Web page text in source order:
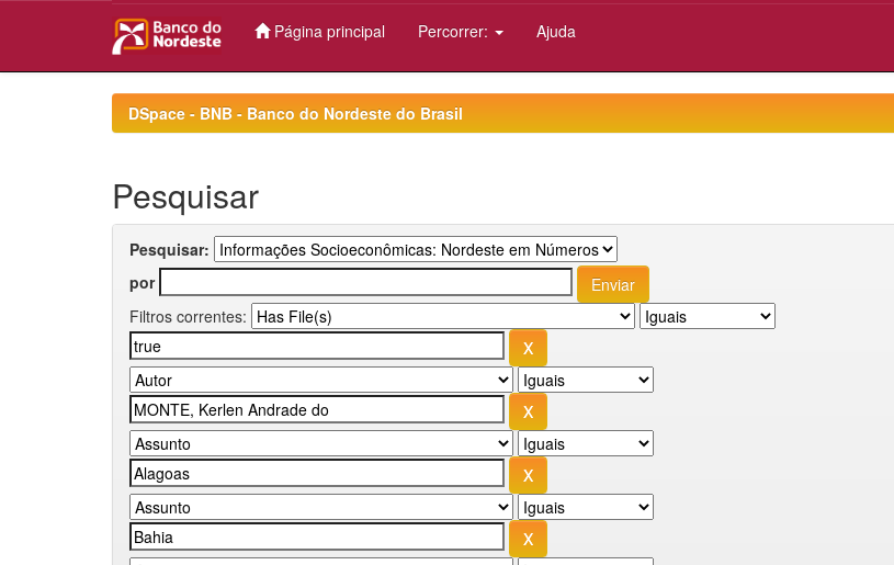
Página principal Percorrer: Ajuda
DSpace - BNB - Banco do Nordeste do Brasil
Pesquisar
Pesquisar:
por
Filtros correntes: